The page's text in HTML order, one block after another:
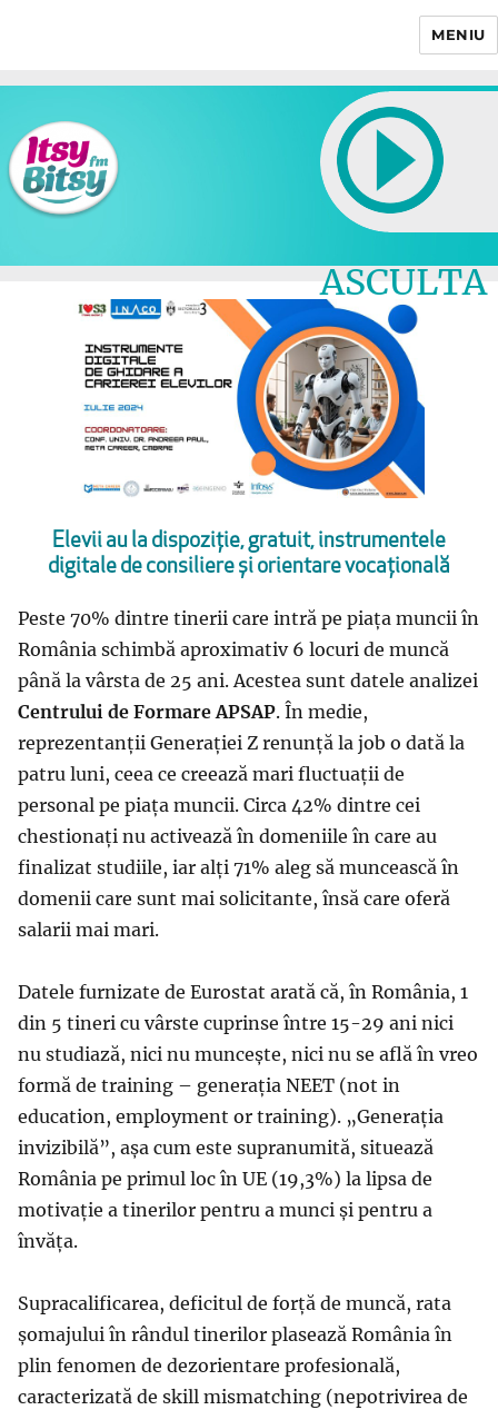
MENIU
ASCULTA
LIVE
Elevii au la dispoziție, gratuit, instrumentele
digitale de consiliere și orientare vocațională
Peste 70% dintre tinerii care intră pe piața muncii în
România schimbă aproximativ 6 locuri de muncă
până la vârsta de 25 ani. Acestea sunt datele analizei
Centrului de Formare APSAP. În medie,
reprezentanții Generației Z renunță la job o dată la
patru luni, ceea ce creează mari fluctuații de
personal pe piața muncii. Circa 42% dintre cei
chestionați nu activează în domeniile în care au
finalizat studiile, iar alți 71% aleg să muncească în
domenii care sunt mai solicitante, însă care oferă
salarii mai mari.
Datele furnizate de Eurostat arată că, în România, 1
din 5 tineri cu vârste cuprinse între 15-29 ani nici
nu studiază, nici nu muncește, nici nu se află în vreo
formă de training – generația NEET (not in
education, employment or training). „Generația
invizibilă”, așa cum este supranumită, situează
România pe primul loc în UE (19,3%) la lipsa de
motivație a tinerilor pentru a munci și pentru a
învăța.
Supracalificarea, deficitul de forță de muncă, rata
șomajului în rândul tinerilor plasează România în
plin fenomen de dezorientare profesională,
caracterizată de skill mismatching (nepotrivirea de